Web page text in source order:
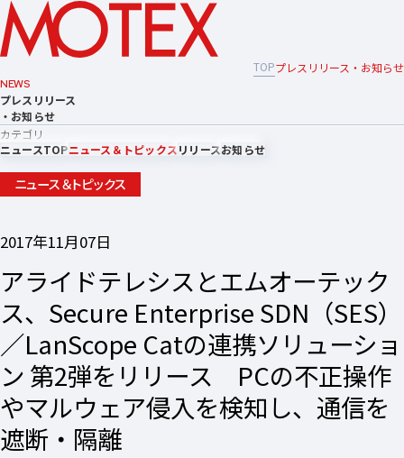
TOPプレスリリース・お知らせ
NEWS
プレスリリース
・お知らせ
カテゴリ
ニュースTOPニュース＆トピックスリリースお知らせ
ニュース＆トピックス
2017年11月07日
アライドテレシスとエムオーテック
ス、Secure Enterprise SDN（SES）
／LanScope Catの連携ソリューショ
ン 第2弾をリリース PCの不正操作
やマルウェア侵入を検知し、通信を
遮断・隔離